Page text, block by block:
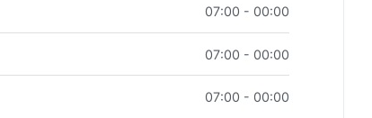
07:00 - 00:00
07:00 - 00:00
07:00 - 00:00